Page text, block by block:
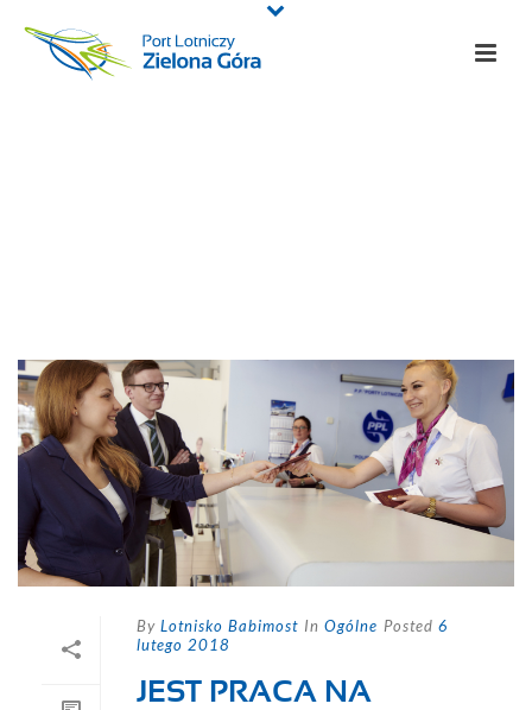
By Lotnisko Babimost In Ogólne Posted 6
lutego 2018
JEST PRACA NA